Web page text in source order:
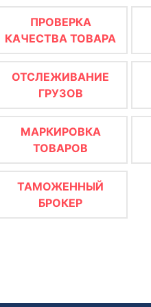
ПРОВЕРКА
КАЧЕСТВА ТОВАРА
ОТСЛЕЖИВАНИЕ
ГРУЗОВ
МАРКИРОВКА
ТОВАРОВ
ТАМОЖЕННЫЙ
БРОКЕР